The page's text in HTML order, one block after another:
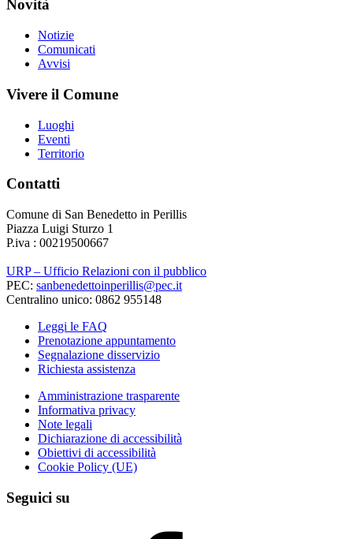
Novità
Notizie
Comunicati
Avvisi
Vivere il Comune
Luoghi
Eventi
Territorio
Contatti
Comune di San Benedetto in Perillis
Piazza Luigi Sturzo 1
P.iva : 00219500667
URP – Ufficio Relazioni con il pubblico
PEC: sanbenedettoinperillis@pec.it
Centralino unico: 0862 955148
Leggi le FAQ
Prenotazione appuntamento
Segnalazione disservizio
Richiesta assistenza
Amministrazione trasparente
Informativa privacy
Note legali
Dichiarazione di accessibilità
Obiettivi di accessibilità
Cookie Policy (UE)
Seguici su